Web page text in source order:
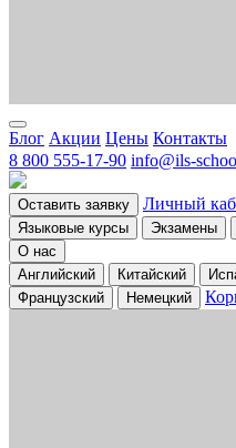
Блог Акции Цены Контакты
8 800 555-17-90 info@ils-
Оставить заявку Личный
Языковые курсы Экзамены
О нас
Английский
Китайский
Французский
Немецкий